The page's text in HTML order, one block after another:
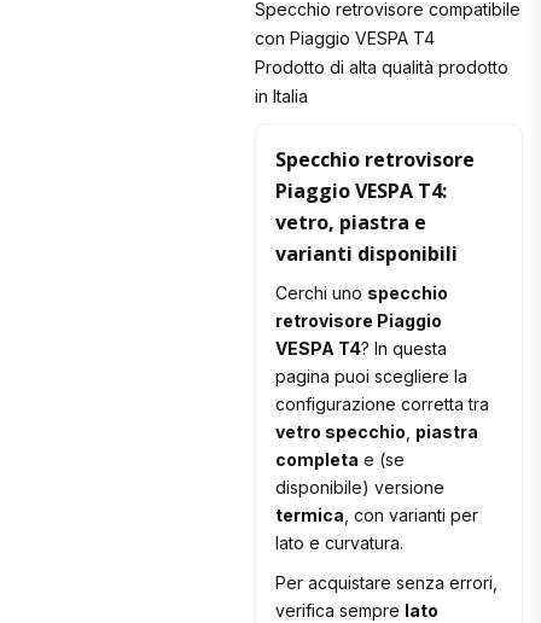
Specchio retrovisore compatibile
con Piaggio VESPA T4
Prodotto di alta qualità prodotto
in Italia
Specchio retrovisore
Piaggio VESPA T4:
vetro, piastra e
varianti disponibili
Cerchi uno specchio
retrovisore Piaggio
VESPA T4? In questa
pagina puoi scegliere la
configurazione corretta tra
vetro specchio piastra
completa e (se
disponibile) versione
termica , con varianti per
lato e curvatura.
Per acquistare senza errori,
verifica sempre lato